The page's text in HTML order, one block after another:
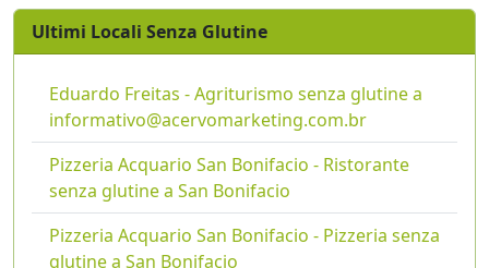
Ultimi Locali Senza Glutine
Eduardo Freitas - Agriturismo senza glutine a
informativo@acervomarketing.com.br
Pizzeria Acquario San Bonifacio - Ristorante
senza glutine a San Bonifacio
Pizzeria Acquario San Bonifacio - Pizzeria senza
glutine a San Bonifacio